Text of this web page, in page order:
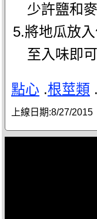
少許鹽和
5.將地瓜放
至入味即可
點心 .根莖類 .
上線日期:8/27/2015